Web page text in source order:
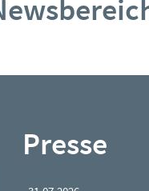
Presse